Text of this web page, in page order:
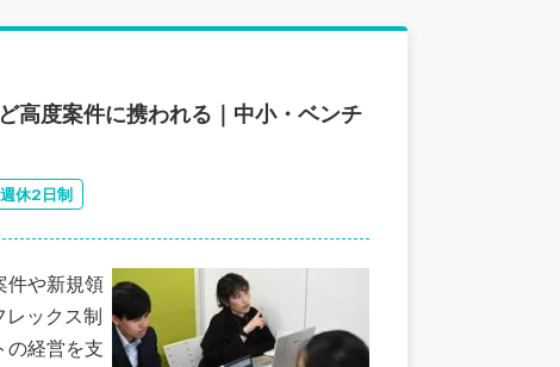
高度案件に携われる｜中小・ベンチ
休2日制
件や新規領
レックス制
の経営を支